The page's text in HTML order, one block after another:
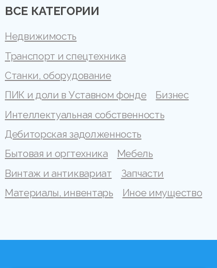
ВСЕ КАТЕГОРИИ
Недвижимость
Транспорт и спецтехника
Станки, оборудование
ПИК и доли в Уставном фонде
Бизнес
Интеллектуальная собственность
Дебиторская задолженность
Бытовая и оргтехника
Мебель
Винтаж и антиквариат
Запчасти
Материалы, инвентарь
Иное имущество